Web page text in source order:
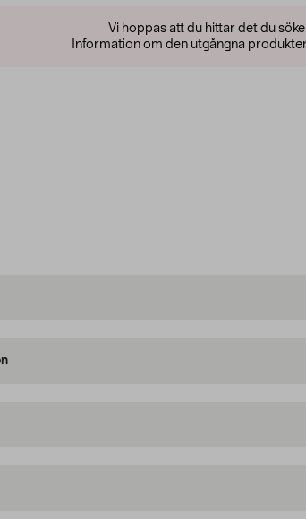
Vi hoppas att du hittar det du
Information om den utgångna